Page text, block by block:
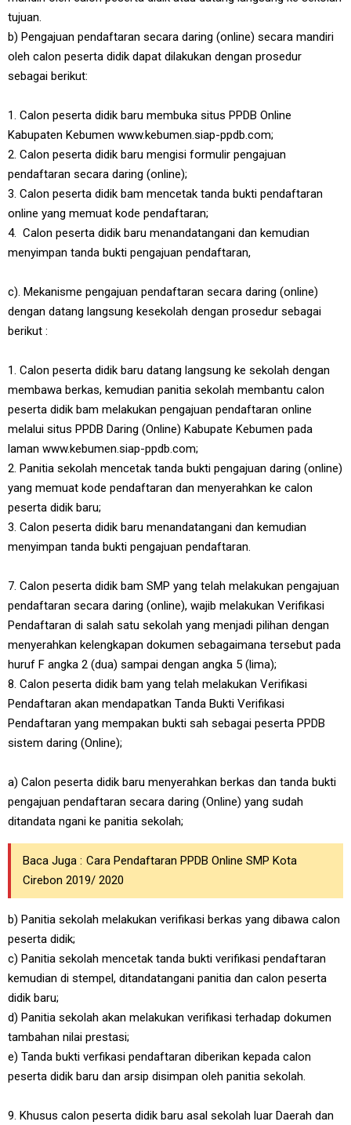
tujuan.
b) Pengajuan pendaftaran secara daring (online) secara mandiri
oleh calon peserta didik dapat dilakukan dengan prosedur
sebagai berikut:
1. Calon peserta didik baru membuka situs PPDB Online
Kabupaten Kebumen www.kebumen.siap-ppdb.com;
2. Calon peserta didik baru mengisi formulir pengajuan
pendaftaran secara daring (online);
3. Calon peserta didik bam mencetak tanda bukti pendaftaran
online yang memuat kode pendaftaran;
4. Calon peserta didik baru menandatangani dan kemudian
menyimpan tanda bukti pengajuan pendaftaran,
c). Mekanisme pengajuan pendaftaran secara daring (online)
dengan datang langsung kesekolah dengan prosedur sebagai
berikut :
1. Calon peserta didik baru datang langsung ke sekolah dengan
membawa berkas, kemudian panitia sekolah membantu calon
peserta didik bam melakukan pengajuan pendaftaran online
melalui situs PPDB Daring (Online) Kabupate Kebumen pada
laman www.kebumen.siap-ppdb.com;
2. Panitia sekolah mencetak tanda bukti pengajuan daring (online)
yang memuat kode pendaftaran dan menyerahkan ke calon
peserta didik baru;
3. Calon peserta didik baru menandatangani dan kemudian
menyimpan tanda bukti pengajuan pendaftaran.
7. Calon peserta didik bam SMP yang telah melakukan pengajuan
pendaftaran secara daring (online), wajib melakukan Verifikasi
Pendaftaran di salah satu sekolah yang menjadi pilihan dengan
menyerahkan kelengkapan dokumen sebagaimana tersebut pada
huruf F angka 2 (dua) sampai dengan angka 5 (lima);
8. Calon peserta didik bam yang telah melakukan Verifikasi
Pendaftaran akan mendapatkan Tanda Bukti Verifikasi
Pendaftaran yang mempakan bukti sah sebagai peserta PPDB
sistem daring (Online);
a) Calon peserta didik baru menyerahkan berkas dan tanda bukti
pengajuan pendaftaran secara daring (Online) yang sudah
ditandata ngani ke panitia sekolah;
Baca Juga : Cara Pendaftaran PPDB Online SMP Kota
Cirebon 2019/ 2020
b) Panitia sekolah melakukan verifikasi berkas yang dibawa calon
peserta didik;
c) Panitia sekolah mencetak tanda bukti verifikasi pendaftaran
kemudian di stempel, ditandatangani panitia dan calon peserta
didik baru;
d) Panitia sekolah akan melakukan verifikasi terhadap dokumen
tambahan nilai prestasi;
e) Tanda bukti verfikasi pendaftaran diberikan kepada calon
peserta didik baru dan arsip disimpan oleh panitia sekolah.
9. Khusus calon peserta didik baru asal sekolah luar Daerah dan